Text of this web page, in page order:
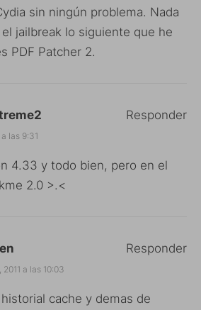
sin ningún problema. Nada
jailbreak lo siguiente que he
PDF Patcher 2.
las 9:31
4.33 y todo bien, pero en el
2.0 >.<
Responder
2011 a las 10:03
cache y demas de
Responder